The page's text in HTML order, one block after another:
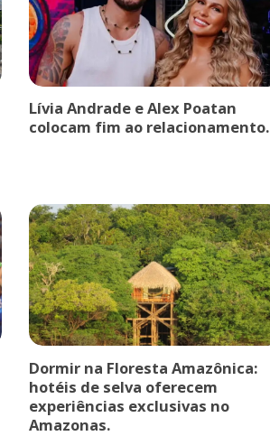
Lívia Andrade e Alex Poatan
colocam fim ao relacionamento.
Dormir na Floresta Amazônica:
hotéis de selva oferecem
experiências exclusivas no
Amazonas.